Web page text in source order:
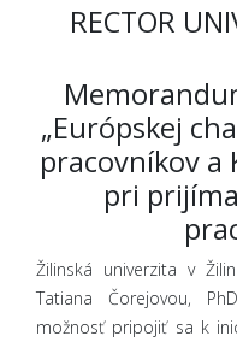
RECTOR
„Európskej
pracovníkov a
pri
Žilinská univerzita v
Tatiana Čorejovou,
možnosť pripojiť sa k